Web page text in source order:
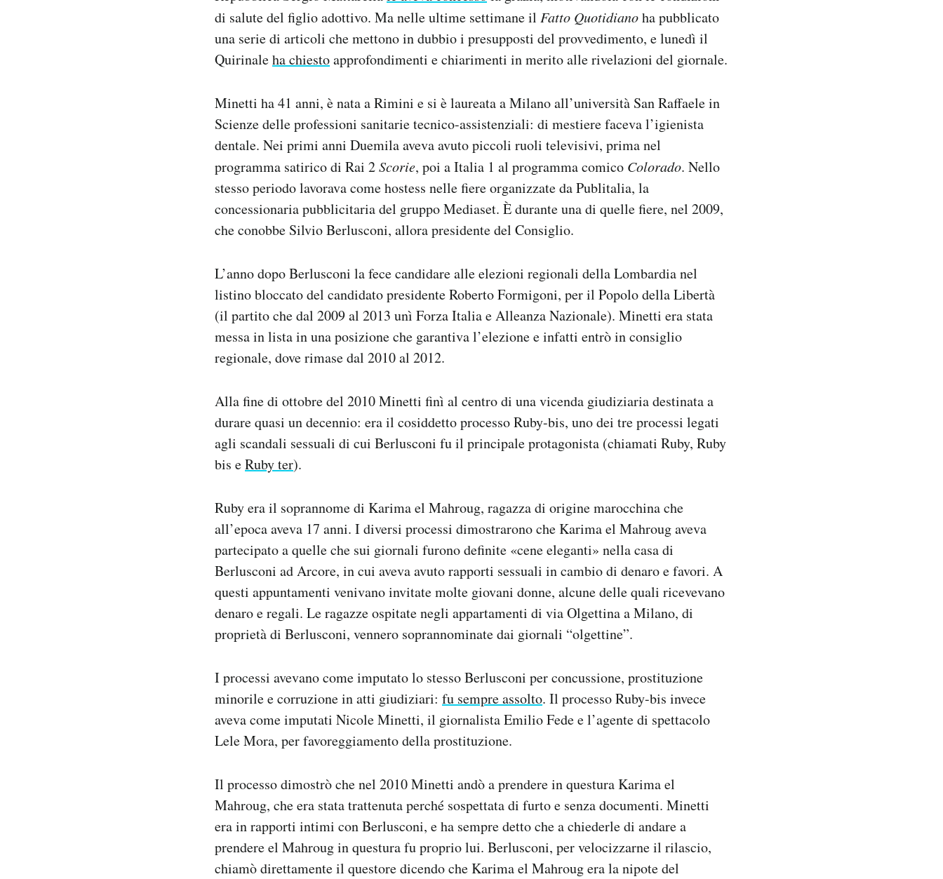
di salute del figlio adottivo. Ma nelle ultime settimane il Fatto Quotidianoha pubblicato
una serie di articoli che mettono in dubbio i presupposti del provvedimento, e lunedì il
Quirinaleha chiestoapprofondimenti e chiarimenti in merito alle rivelazioni del giornale.
Minetti ha 41 anni, è nata a Rimini e si è laureata a Milano all’università San Raffaele in
Scienze delle professioni sanitarie tecnico-assistenziali: di mestiere faceva l’igienista
dentale. Nei primi anni Duemila aveva avuto piccoli ruoli televisivi, prima nel
programma satirico di Rai 2Scorie, poi a Italia 1 al programma comico Colorado. Nello
stesso periodo lavorava come hostess nelle fiere organizzate da Publitalia, la
concessionaria pubblicitaria del gruppo Mediaset. È durante una di quelle fiere, nel 2009,
che conobbe Silvio Berlusconi, allora presidente del Consiglio.
L’anno dopo Berlusconi la fece candidare alle elezioni regionali della Lombardia nel
listino bloccato del candidato presidente Roberto Formigoni, per il Popolo della Libertà
(il partito che dal 2009 al 2013 unì Forza Italia e Alleanza Nazionale). Minetti era stata
messa in lista in una posizione che garantiva l’elezione e infatti entrò in consiglio
regionale, dove rimase dal 2010 al 2012.
Alla fine di ottobre del 2010 Minetti finì al centro di una vicenda giudiziaria destinata a
durare quasi un decennio: era il cosiddetto processo Ruby-bis, uno dei tre processi legati
agli scandali sessuali di cui Berlusconi fu il principale protagonista (chiamati Ruby, Ruby
bis eRuby ter).
Ruby era il soprannome di Karima el Mahroug, ragazza di origine marocchina che
all’epoca aveva 17 anni. I diversi processi dimostrarono che Karima el Mahroug aveva
partecipato a quelle che sui giornali furono definite «cene eleganti» nella casa di
Berlusconi ad Arcore, in cui aveva avuto rapporti sessuali in cambio di denaro e favori. A
questi appuntamenti venivano invitate molte giovani donne, alcune delle quali ricevevano
denaro e regali. Le ragazze ospitate negli appartamenti di via Olgettina a Milano, di
proprietà di Berlusconi, vennero soprannominate dai giornali “olgettine”.
I processi avevano come imputato lo stesso Berlusconi per concussione, prostituzione
minorile e corruzione in atti giudiziari: fu sempre assolto. Il processo Ruby-bis invece
aveva come imputati Nicole Minetti, il giornalista Emilio Fede e l’agente di spettacolo
Lele Mora, per favoreggiamento della prostituzione.
Il processo dimostrò che nel 2010 Minetti andò a prendere in questura Karima el
Mahroug, che era stata trattenuta perché sospettata di furto e senza documenti. Minetti
era in rapporti intimi con Berlusconi, e ha sempre detto che a chiederle di andare a
prendere el Mahroug in questura fu proprio lui. Berlusconi, per velocizzarne il rilascio,
chiamò direttamente il questore dicendo che Karima el Mahroug era la nipote del